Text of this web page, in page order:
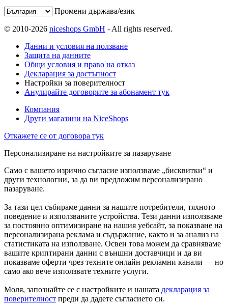
Промени държава/език
© 2010-2026 niceshops GmbH - All rights reserved.
Данни и условия на ползване
Защита на данните
Общи условия и право на отказ
Декларация за достъпност
Настройки за поверителност
Анулирайте договорите за абонамент тук
Компания
Други магазини на NiceShops
Откажете се от договора тук
Персонализиране на настройките за пазаруване
Само с вашето изрично съгласие използваме „бисквитки“ и
други технологии, за да ви предложим персонализирано
пазаруване.
За тази цел събираме данни за нашите потребители, тяхното
поведение и използваните устройства. Тези данни използваме
за постоянно оптимизиране на нашия уебсайт, за показване на
персонализирана реклама и съдържание, както и за анализ на
статистиката на използване. Освен това можем да сравняваме
вашите криптирани данни с външни доставчици и да ви
показваме оферти чрез техните онлайн рекламни канали — но
само ако вече използвате техните услуги.
Моля, запознайте се с настройките и нашата декларация за
поверителност преди да дадете съгласието си.